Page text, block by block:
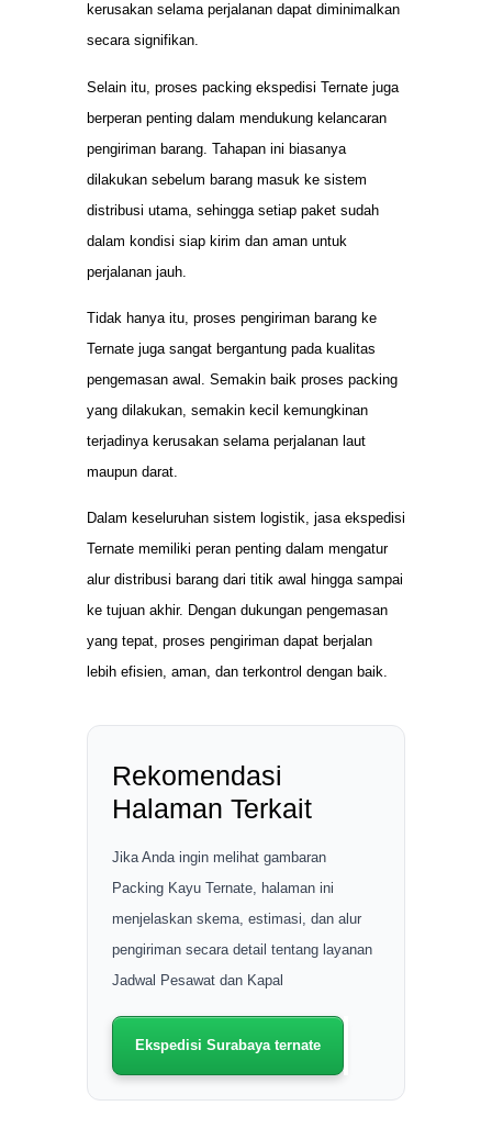
kerusakan selama perjalanan dapat diminimalkan
secara signifikan.
Selain itu, proses packing ekspedisi Ternate juga
berperan penting dalam mendukung kelancaran
pengiriman barang. Tahapan ini biasanya
dilakukan sebelum barang masuk ke sistem
distribusi utama, sehingga setiap paket sudah
dalam kondisi siap kirim dan aman untuk
perjalanan jauh.
Tidak hanya itu, proses pengiriman barang ke
Ternate juga sangat bergantung pada kualitas
pengemasan awal. Semakin baik proses packing
yang dilakukan, semakin kecil kemungkinan
terjadinya kerusakan selama perjalanan laut
maupun darat.
Dalam keseluruhan sistem logistik, jasa ekspedisi
Ternate memiliki peran penting dalam mengatur
alur distribusi barang dari titik awal hingga sampai
ke tujuan akhir. Dengan dukungan pengemasan
yang tepat, proses pengiriman dapat berjalan
lebih efisien, aman, dan terkontrol dengan baik.
Rekomendasi
Halaman Terkait
Jika Anda ingin melihat gambaran
Packing Kayu Ternate, halaman ini
menjelaskan skema, estimasi, dan alur
pengiriman secara detail tentang layanan
Jadwal Pesawat dan Kapal
Ekspedisi Surabaya ternate